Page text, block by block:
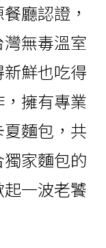
廳認證，
無毒溫室
鮮也吃得
擁有專業
麵包，共
家麵包的
起一波老饕